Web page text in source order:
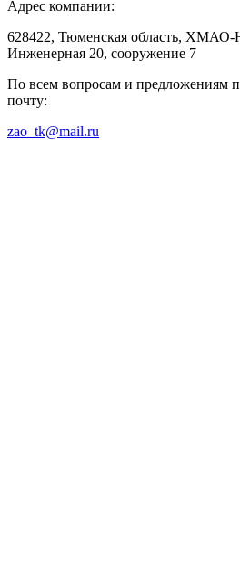
Адрес компании:
628422, Тюменская область, ХМАО-
Инженерная 20, сооружение 7
По всем вопросам и предложениям
почту:
zao_tk@mail.ru